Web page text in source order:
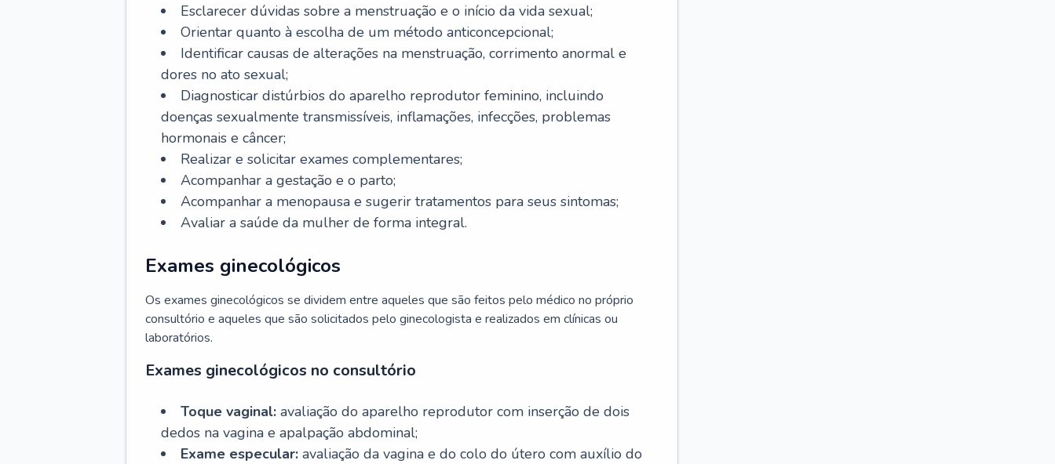
Esclarecer dúvidas sobre a menstruação e o início da vida sexual;
Orientar quanto à escolha de um método anticoncepcional;
Identificar causas de alterações na menstruação, corrimento anormal e
dores no ato sexual;
Diagnosticar distúrbios do aparelho reprodutor feminino, incluindo
doenças sexualmente transmissíveis, inflamações, infecções, problemas
hormonais e câncer;
Realizar e solicitar exames complementares;
Acompanhar a gestação e o parto;
Acompanhar a menopausa e sugerir tratamentos para seus sintomas;
Avaliar a saúde da mulher de forma integral.
Exames ginecológicos
Os exames ginecológicos se dividem entre aqueles que são feitos pelo médico no próprio
consultório e aqueles que são solicitados pelo ginecologista e realizados em clínicas ou
laboratórios.
Exames ginecológicos no consultório
Toque vaginal: avaliação do aparelho reprodutor com inserção de dois
dedos na vagina e apalpação abdominal;
Exame especular: avaliação da vagina e do colo do útero com auxílio do